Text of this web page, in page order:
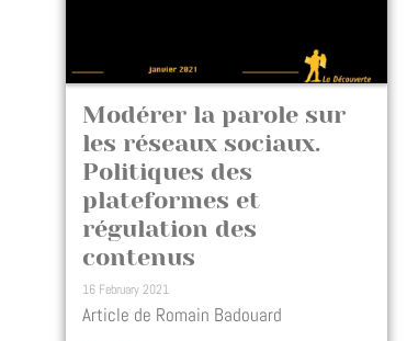
Modérer la parole sur
les réseaux sociaux.
Politiques des
plateformes et
régulation des
contenus
16 February 2021
Article de Romain Badouard